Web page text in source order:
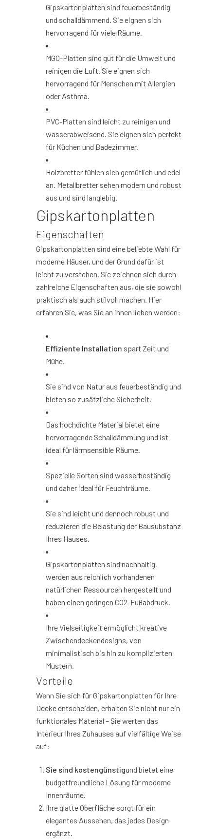
Gipskartonplatten sind feuerbeständig
und schalldämmend. Sie eignen sich
hervorragend für viele Räume.
MGO-Platten sind gut für die Umwelt und
reinigen die Luft. Sie eignen sich
hervorragend für Menschen mit Allergien
oder Asthma.
PVC-Platten sind leicht zu reinigen und
wasserabweisend. Sie eignen sich perfekt
für Küchen und Badezimmer.
Holzbretter fühlen sich gemütlich und edel
an. Metallbretter sehen modern und robust
aus und sind langlebig.
Gipskartonplatten
Eigenschaften
Gipskartonplatten sind eine beliebte Wahl für
moderne Häuser, und der Grund dafür ist
leicht zu verstehen. Sie zeichnen sich durch
zahlreiche Eigenschaften aus, die sie sowohl
praktisch als auch stilvoll machen. Hier
erfahren Sie, was Sie an ihnen lieben werden:
Effiziente Installation spart Zeit und
Mühe.
Sie sind von Natur aus feuerbeständig und
bieten so zusätzliche Sicherheit.
Das hochdichte Material bietet eine
hervorragende Schalldämmung und ist
ideal für lärmsensible Räume.
Spezielle Sorten sind wasserbeständig
und daher ideal für Feuchträume.
Sie sind leicht und dennoch robust und
reduzieren die Belastung der Bausubstanz
Ihres Hauses.
Gipskartonplatten sind nachhaltig,
werden aus reichlich vorhandenen
natürlichen Ressourcen hergestellt und
haben einen geringen CO2-Fußabdruck.
Ihre Vielseitigkeit ermöglicht kreative
Zwischendeckendesigns, von
minimalistisch bis hin zu komplizierten
Mustern.
Vorteile
Wenn Sie sich für Gipskartonplatten für Ihre
Decke entscheiden, erhalten Sie nicht nur ein
funktionales Material – Sie werten das
Interieur Ihres Zuhauses auf vielfältige Weise
auf:
Sie sind kostengünstigund bietet eine
budgetfreundliche Lösung für moderne
Innenräume.
Ihre glatte Oberfläche sorgt für ein
elegantes Aussehen, das jedes Design
ergänzt.